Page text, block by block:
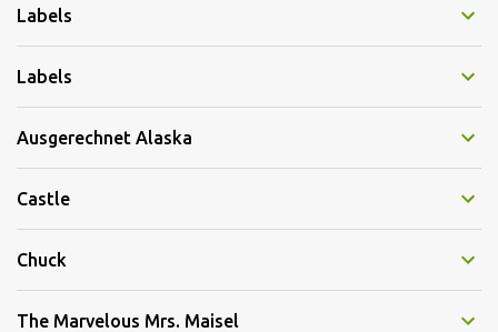
Labels
Labels
Ausgerechnet Alaska
Castle
Chuck
The Marvelous Mrs. Maisel